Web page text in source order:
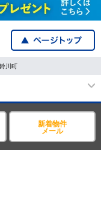
新着物件
メール
鈴川町
サイトポリシー
運営会社について